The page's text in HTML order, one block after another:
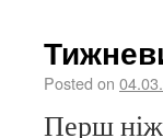
Posted on
Перш ніж